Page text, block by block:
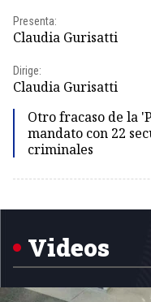
Presenta:
Claudia Gurisatti
Dirige:
Claudia Gurisatti
Otro fracaso de la
mandato con 22
criminales
1
Videos